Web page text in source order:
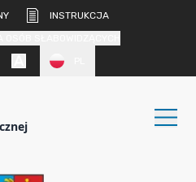
INSTRUKCJA